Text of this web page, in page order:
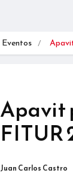
Eventos
Apavit
FITUR
Juan Carlos Castro